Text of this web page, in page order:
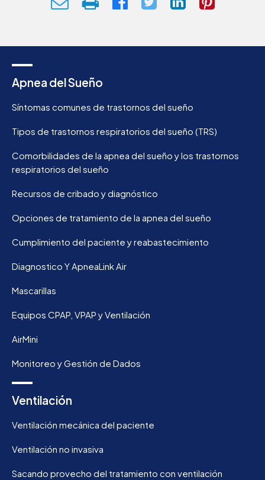
Apnea del Sueño
Síntomas comunes de trastornos del sueño
Tipos de trastornos respiratorios del sueño (TRS)
Comorbilidades de la apnea del sueño y los trastornos
respiratorios del sueño
Recursos de cribado y diagnóstico
Opciones de tratamiento de la apnea del sueño
Cumplimiento del paciente y reabastecimiento
Diagnostico Y ApneaLink Air
Mascarillas
Equipos CPAP, VPAP y Ventilación
AirMini
Monitoreo y Gestión de Dados
Ventilación
Ventilación mecánica del paciente
Ventilación no invasiva
Sacando provecho del tratamiento con ventilación